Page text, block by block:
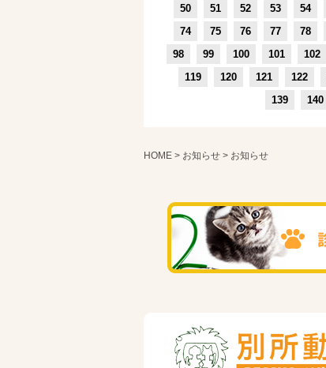
50
51 52 53 54
74
75 76 77 78
98
99 100 101 102
119
120 121 122
139
140
HOME > お知らせ > お知らせ